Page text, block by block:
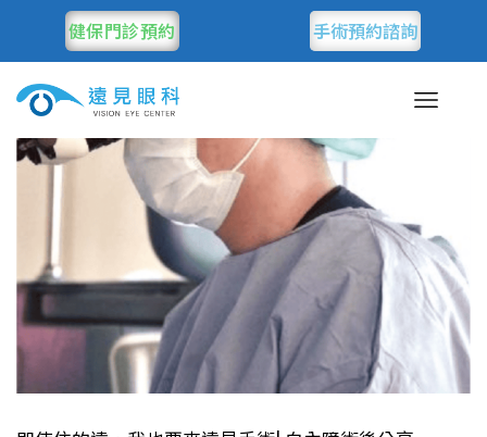
健保門診預約 手術預約諮詢